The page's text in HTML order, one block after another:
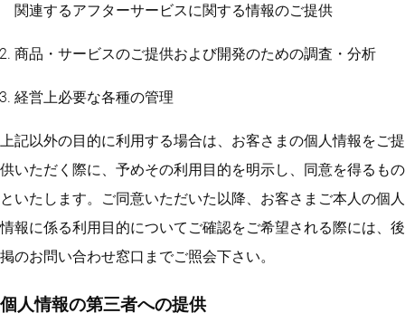
関連するアフターサービスに関する情報のご提供
商品・サービスのご提供および開発のための調査・分析
経営上必要な各種の管理
上記以外の目的に利用する場合は、お客さまの個人情報をご提
供いただく際に、予めその利用目的を明示し、同意を得るもの
といたします。ご同意いただいた以降、お客さまご本人の個人
情報に係る利用目的についてご確認をご希望される際には、後
掲のお問い合わせ窓口までご照会下さい。
個人情報の第三者への提供